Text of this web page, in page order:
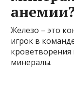
Железо – это
игрок в
минералы.